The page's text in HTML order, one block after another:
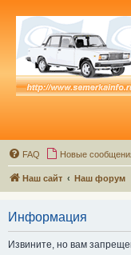
FAQ Новые
Наш сайт Наш форум
Информация
Извините, но вам